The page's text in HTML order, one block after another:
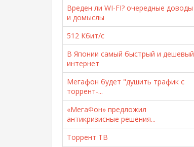
Вреден ли WI-FI? очередные доводы
и домыслы
512 Кбит/с
В Японии самый быстрый и дешевый
интернет
Мегафон будет "душить трафик с
торрент-...
«МегаФон» предложил
антикризисные решения...
Торрент ТВ